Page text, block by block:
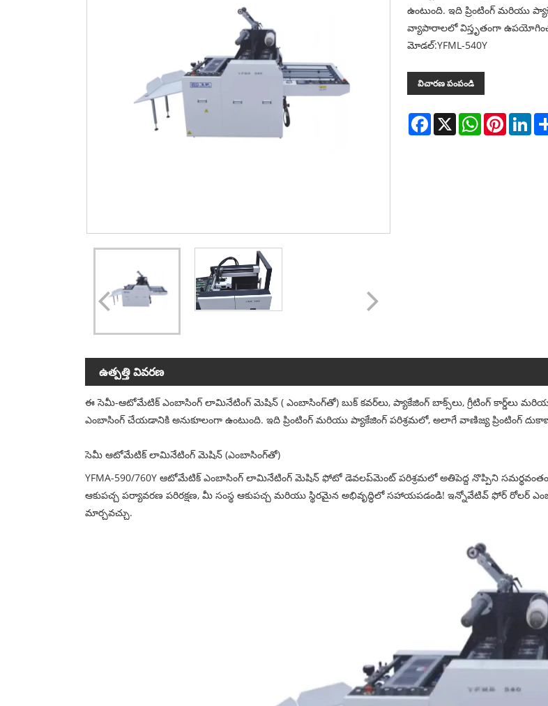
ఉంటుంది. ఇది ప్రింటింగ్ మరియు
వ్యాపారాలలో విస్తృతంగా
మోడల్:YFML-540Y
విచారణ పంపండి
Facebook
X WhatsAppPinterest
ఉత్పత్తి వివరణ
ఈ సెమీ-ఆటోమేటిక్ ఎంబాసింగ్ లామినేటింగ్ మెషిన్ ( ఎంబాసింగ్‌తో) బుక్ కవర్‌లు, ప్యాకేజింగ్ బాక్స్‌లు, గ్రీటింగ్
ఎంబాసింగ్ చేయడానికి అనుకూలంగా ఉంటుంది. ఇది ప్రింటింగ్ మరియు ప్యాకేజింగ్ పరిశ్రమలో, అలాగే వాణిజ్య ప్రింటింగ్
సెమీ ఆటోమేటిక్ లామినేటింగ్ మెషిన్ (ఎంబాసింగ్‌తో)
YFMA-590/760Y ఆటోమేటిక్ ఎంబాసింగ్ లామినేటింగ్ మెషిన్ ఫోటో డెవలప్‌మెంట్ పరిశ్రమలో అతిపెద్ద నొప్పిని
ఆకుపచ్చ పర్యావరణ పరిరక్షణ, మీ సంస్థ ఆకుపచ్చ మరియు స్థిరమైన అభివృద్ధిలో సహాయపడండి! ఇన్నోవేటివ్ ఫోర్ రోలర్
మార్చవచ్చు.